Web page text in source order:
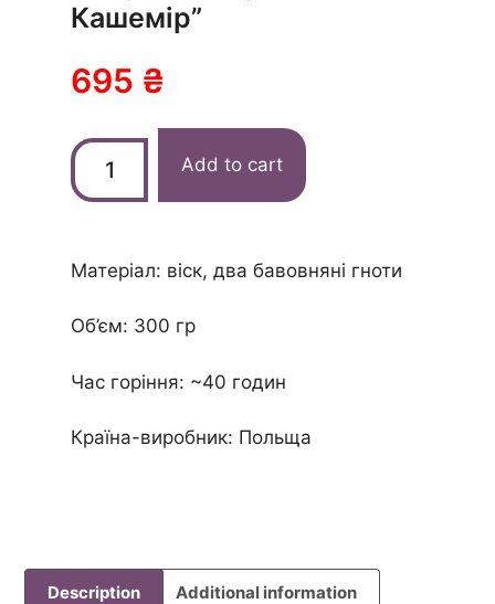
Кашемір”
695 ₴
Add to cart
Матеріал: віск, два бавовняні гноти
Об’єм: 300 гр
Час горіння: ~40 годин
Країна-виробник: Польща
Description Additional information